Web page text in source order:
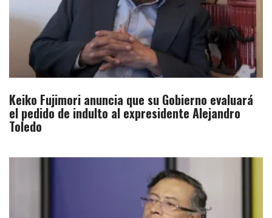
Keiko Fujimori anuncia que su Gobierno evaluará
el pedido de indulto al expresidente Alejandro
Toledo